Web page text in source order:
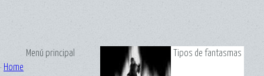
Menú principal
· Home
Tipos de fantasmas